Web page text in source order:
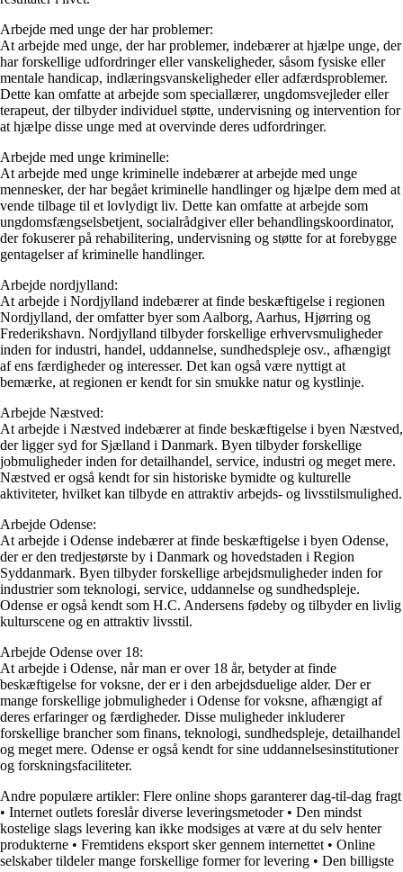
Arbejde med unge der har problemer:
At arbejde med unge, der har problemer, indebærer at hjælpe unge, der
har forskellige udfordringer eller vanskeligheder, såsom fysiske eller
mentale handicap, indlæringsvanskeligheder eller adfærdsproblemer.
Dette kan omfatte at arbejde som speciallærer, ungdomsvejleder eller
terapeut, der tilbyder individuel støtte, undervisning og intervention for
at hjælpe disse unge med at overvinde deres udfordringer.
Arbejde med unge kriminelle:
At arbejde med unge kriminelle indebærer at arbejde med unge
mennesker, der har begået kriminelle handlinger og hjælpe dem med at
vende tilbage til et lovlydigt liv. Dette kan omfatte at arbejde som
ungdomsfængselsbetjent, socialrådgiver eller behandlingskoordinator,
der fokuserer på rehabilitering, undervisning og støtte for at forebygge
gentagelser af kriminelle handlinger.
Arbejde nordjylland:
At arbejde i Nordjylland indebærer at finde beskæftigelse i regionen
Nordjylland, der omfatter byer som Aalborg, Aarhus, Hjørring og
Frederikshavn. Nordjylland tilbyder forskellige erhvervsmuligheder
inden for industri, handel, uddannelse, sundhedspleje osv., afhængigt
af ens færdigheder og interesser. Det kan også være nyttigt at
bemærke, at regionen er kendt for sin smukke natur og kystlinje.
Arbejde Næstved:
At arbejde i Næstved indebærer at finde beskæftigelse i byen Næstved,
der ligger syd for Sjælland i Danmark. Byen tilbyder forskellige
jobmuligheder inden for detailhandel, service, industri og meget mere.
Næstved er også kendt for sin historiske bymidte og kulturelle
aktiviteter, hvilket kan tilbyde en attraktiv arbejds- og livsstilsmulighed.
Arbejde Odense:
At arbejde i Odense indebærer at finde beskæftigelse i byen Odense,
der er den tredjestørste by i Danmark og hovedstaden i Region
Syddanmark. Byen tilbyder forskellige arbejdsmuligheder inden for
industrier som teknologi, service, uddannelse og sundhedspleje.
Odense er også kendt som H.C. Andersens fødeby og tilbyder en livlig
kulturscene og en attraktiv livsstil.
Arbejde Odense over 18:
At arbejde i Odense, når man er over 18 år, betyder at finde
beskæftigelse for voksne, der er i den arbejdsduelige alder. Der er
mange forskellige jobmuligheder i Odense for voksne, afhængigt af
deres erfaringer og færdigheder. Disse muligheder inkluderer
forskellige brancher som finans, teknologi, sundhedspleje, detailhandel
og meget mere. Odense er også kendt for sine uddannelsesinstitutioner
og forskningsfaciliteter.
Andre populære artikler: Flere online shops garanterer dag-til-dag fragt
• Internet outlets foreslår diverse leveringsmetoder• Den mindst
kostelige slags levering kan ikke modsiges at være at du selv henter
produkterne • Fremtidens eksport sker gennem internettet • Online
selskaber tildeler mange forskellige former for levering • Den billigste